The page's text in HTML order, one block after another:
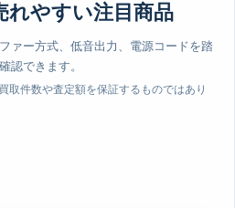
れやすい注目商品
ァー方式、低音出力、電源コードを踏
認できます。
取件数や査定額を保証するものではあり